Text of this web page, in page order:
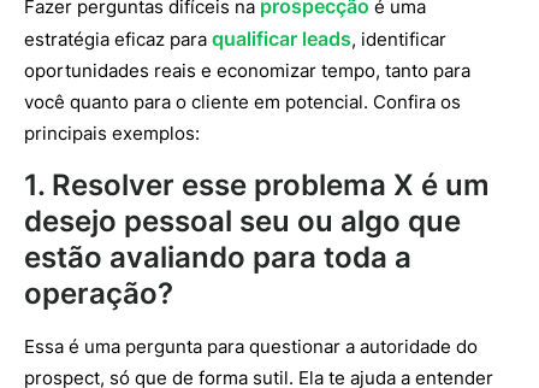
Fazer perguntas difíceis na prospecção é uma
estratégia eficaz para qualificar leads, identificar
oportunidades reais e economizar tempo, tanto para
você quanto para o cliente em potencial. Confira os
principais exemplos:
1. Resolver esse problema X é um
desejo pessoal seu ou algo que
estão avaliando para toda a
operação?
Essa é uma pergunta para questionar a autoridade do
prospect, só que de forma sutil. Ela te ajuda a entender